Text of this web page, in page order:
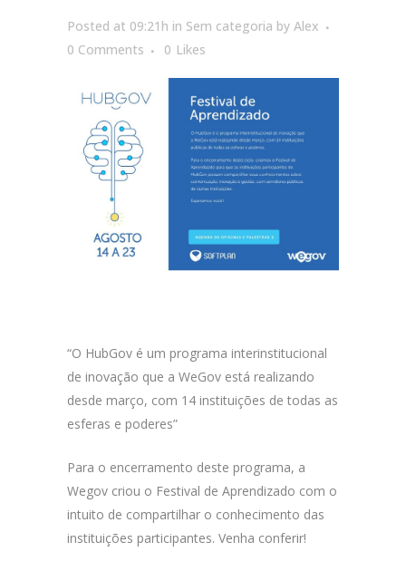
Posted at 09:21h in Sem categoria by Alex
0 Comments
0 Likes
“O HubGov é um programa interinstitucional
de inovação que a WeGov está realizando
desde março, com 14 instituições de todas as
esferas e poderes”
Para o encerramento deste programa, a
Wegov criou o Festival de Aprendizado com o
intuito de compartilhar o conhecimento das
instituições participantes. Venha conferir!